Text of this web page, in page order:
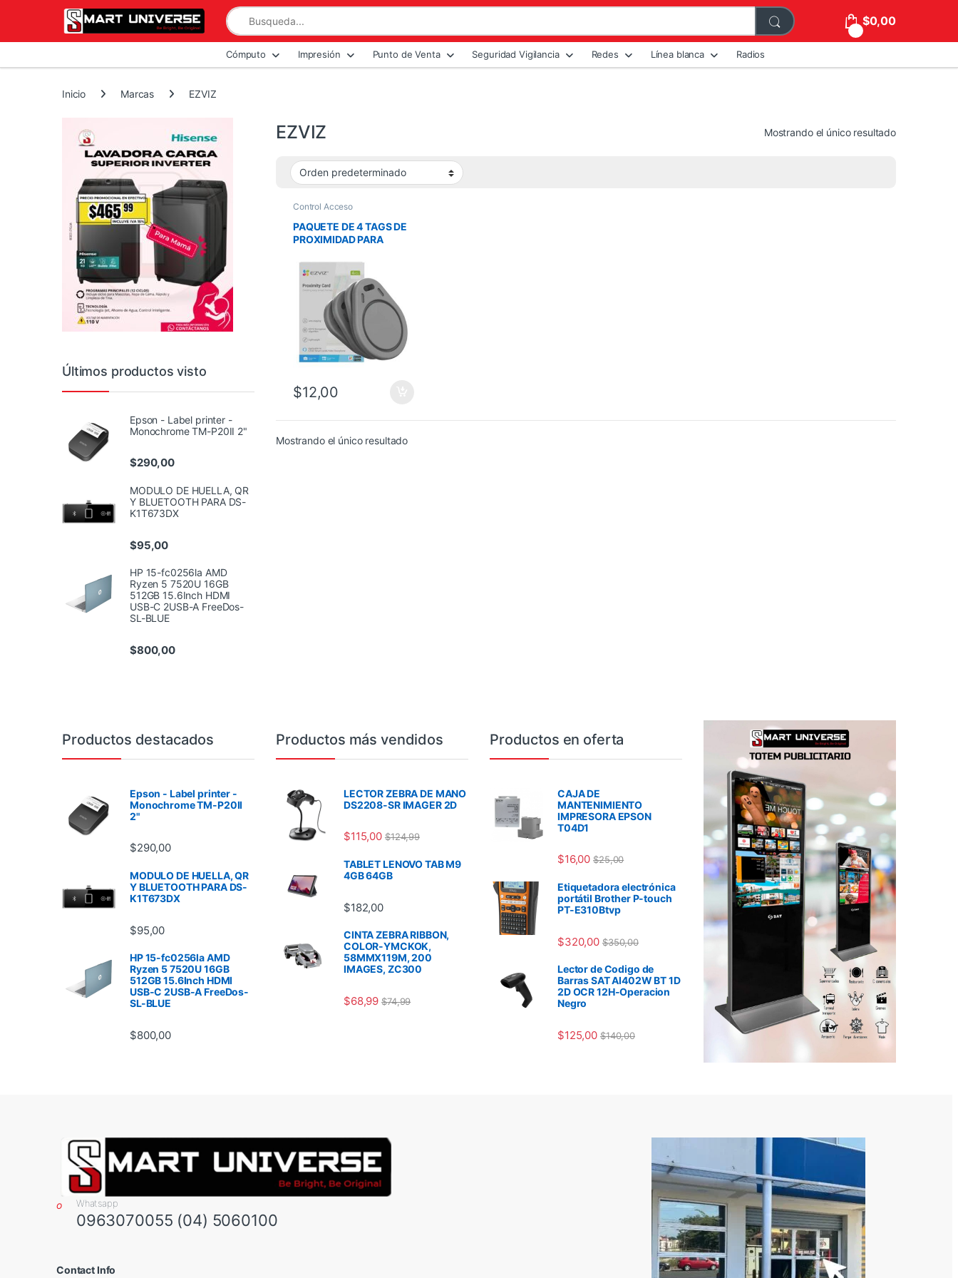
Skip to navigation
Skip to content Search for:
$0,00
Cómputo Impresión Punto de Venta Seguridad Vigilancia Redes Línea blanca Radios
Inicio Marcas EZVIZ
EZVIZ Mostrando el único resultado
Control Acceso
PAQUETE DE 4 TAGS DE
PROXIMIDAD PARA
$12,00
Mostrando el único resultado
Últimos productos visto
Epson - Label printer -
Monochrome TM-P20II 2"
$290,00
MODULO DE HUELLA, QR
Y BLUETOOTH PARA DS-
K1T673DX
$95,00
HP 15-fc0256la AMD
Ryzen 5 7520U 16GB
512GB 15.6Inch HDMI
USB-C 2USB-A FreeDos-
SL-BLUE
$800,00
Brands Carousel
Productos destacados
Epson - Label printer -
Monochrome TM-P20II
2"
$290,00
MODULO DE HUELLA, QR
Y BLUETOOTH PARA DS-
K1T673DX
$95,00
HP 15-fc0256la AMD
Ryzen 5 7520U 16GB
512GB 15.6Inch HDMI
USB-C 2USB-A FreeDos-
SL-BLUE
$800,00
Productos más vendidos
LECTOR ZEBRA DE MANO
DS2208-SR IMAGER 2D
$115,00 $124,99
TABLET LENOVO TAB M9
4GB 64GB
$182,00
CINTA ZEBRA RIBBON,
COLOR-YMCKOK,
58MMX119M, 200
IMAGES, ZC300
$68,99 $74,99
Productos en oferta
CAJA DE
MANTENIMIENTO
IMPRESORA EPSON
T04D1
$16,00 $25,00
Etiquetadora electrónica
portátil Brother P-touch
PT-E310Btvp
$320,00 $350,00
Lector de Codigo de
Barras SAT AI402W BT 1D
2D OCR 12H-Operacion
Negro
$125,00 $140,00
Whatsapp
0963070055 (04) 5060100
Contact Info